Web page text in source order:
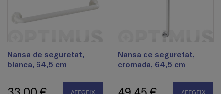
Nansa de seguretat,
blanca, 64,5 cm
AFEGEIX
Nansa de seguretat,
cromada, 64,5 cm
AFEGEIX